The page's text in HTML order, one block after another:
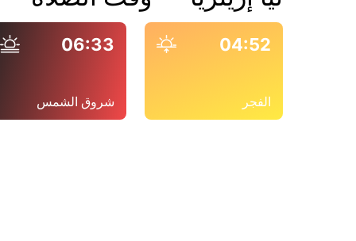
04:52
الفجر
06:33
شروق الشمس